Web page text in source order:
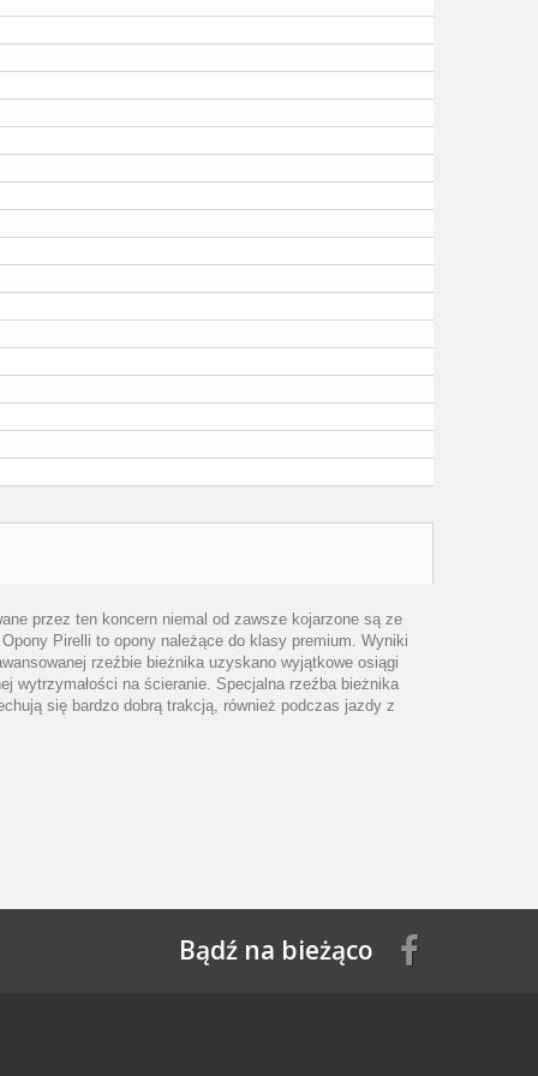
przez ten koncern niemal od zawsze kojarzone są ze
Pirelli to opony należące do klasy premium. Wyniki
rzeźbie bieżnika uzyskano wyjątkowe osiągi
wytrzymałości na ścieranie. Specjalna rzeźba bieżnika
się bardzo dobrą trakcją, również podczas jazdy z
Bądź na bieżąco